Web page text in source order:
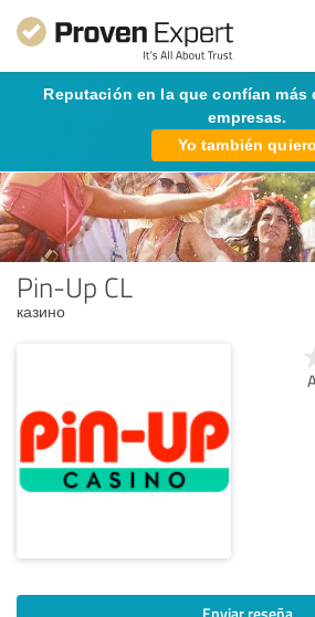
Reputación en la que confían más
empresas.
Yo también quiero
Pin-Up CL
казино
Enviar reseña